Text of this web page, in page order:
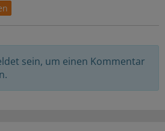
sein, um einen Kommentar